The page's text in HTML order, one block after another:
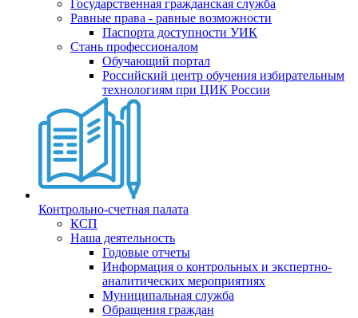
Государственная гражданская служба
Равные права - равные возможности
Паспорта доступности УИК
Стань профессионалом
Обучающий портал
Российский центр обучения избирательным
технологиям при ЦИК России
Контрольно-счетная палата
КСП
Наша деятельность
Годовые отчеты
Информация о контрольных и экспертно-
аналитических мероприятиях
Муниципальная служба
Обращения граждан